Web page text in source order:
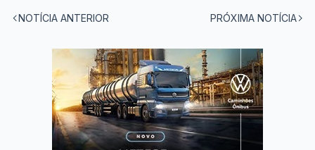
NOTÍCIA ANTERIOR PRÓXIMA NOTÍCIA